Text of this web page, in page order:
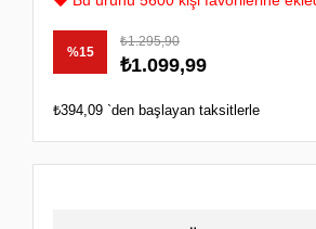
%15
İndirim
₺1.295,90
₺1.099,99
₺394,09 `den başlayan taksitlerle